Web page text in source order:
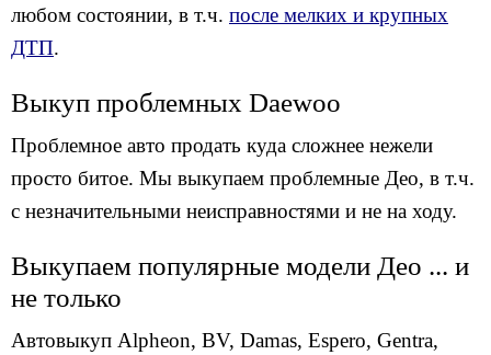
любом состоянии, в т.ч. после мелких и крупных
ДТП.
Выкуп проблемных Daewoo
Проблемное авто продать куда сложнее нежели
просто битое. Мы выкупаем проблемные Део, в т.ч.
с незначительными неисправностями и не на ходу.
Выкупаем популярные модели Део ... и
не только
Автовыкуп Alpheon, BV, Damas, Espero, Gentra,